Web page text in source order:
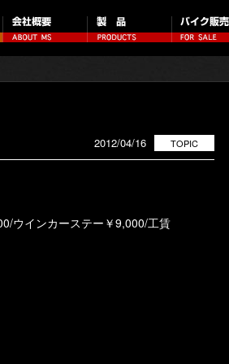
TOPIC
2012/04/16
ウインカーステー￥9,000/工賃